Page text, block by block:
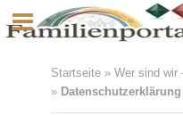
Startseite» Wer sind wir
» Datenschutzerklärung